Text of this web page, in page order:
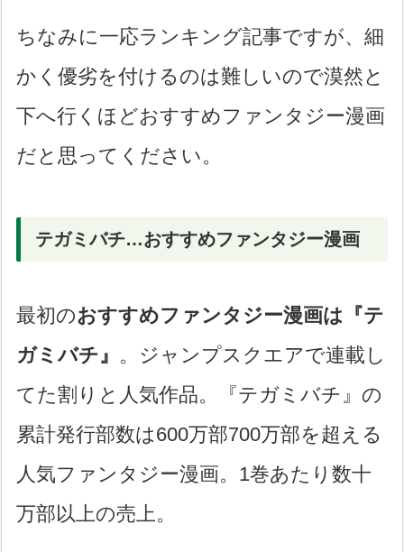
ちなみに一応ランキング記事ですが、細
かく優劣を付けるのは難しいので漠然と
下へ行くほどおすすめファンタジー漫画
だと思ってください。
テガミバチ…おすすめファンタジー漫画
最初のおすすめファンタジー漫画は『テ
ガミバチ』 。ジャンプスクエアで連載し
てた割りと人気作品。『テガミバチ』の
累計発行部数は600万部700万部を超える
人気ファンタジー漫画。1巻あたり数十
万部以上の売上。